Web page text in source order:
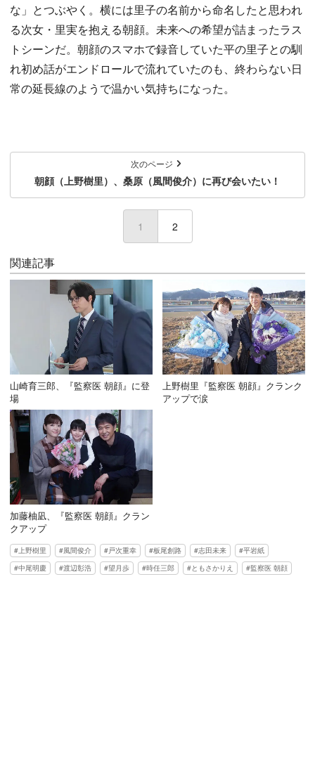
な」とつぶやく。横には里子の名前から命名したと思われ
る次女・里実を抱える朝顔。未来への希望が詰まったラス
トシーンだ。朝顔のスマホで録音していた平の里子との馴
れ初め話がエンドロールで流れていたのも、終わらない日
常の延長線のようで温かい気持ちになった。
次のページ
朝顔（上野樹里）、桑原（風間俊介）に再び会いたい！
1 (current)
2
関連記事
山崎育三郎、『監察医 朝顔』に登
場
上野樹里『監察医 朝顔』クランク
アップで涙
加藤柚凪、『監察医 朝顔』クラン
クアップ
上野樹里 風間俊介 戸次重幸 板尾創路 志田未来
平岩紙
中尾明慶
渡辺彰浩 望月歩 時任三郎 ともさかりえ 監察医 朝顔